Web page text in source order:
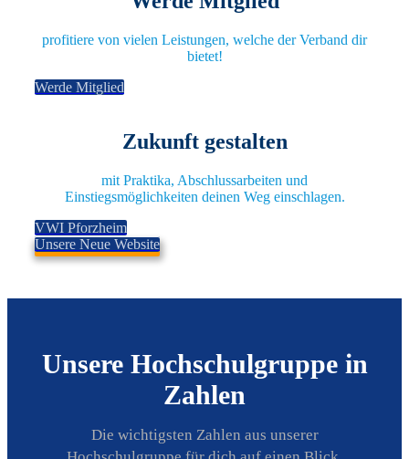
profitiere von vielen Leistungen, welche der Verband dir
bietet!
Werde Mitglied
Zukunft gestalten
mit Praktika, Abschlussarbeiten und
Einstiegsmöglichkeiten deinen Weg einschlagen.
VWI Pforzheim
Unsere Neue Website
Unsere Hochschulgruppe in
Zahlen
Die wichtigsten Zahlen aus unserer